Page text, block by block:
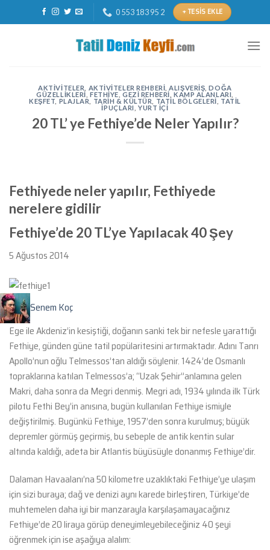
to
0 553 183 95 2 + TESIS EKLE
AKTIVITELER AKTIVITELER REHBERI ,ALIŞVERIŞ ,DOĞA
GÜZELLIKLERI ,FETHIYE ,GEZI REHBERI KAMP ALANLARI
KEŞFET PLAJLAR TARIH & KÜLTÜR TATIL BÖLGELERI
TATIL
İPUÇLARI
,YURT IÇI
20 TL’ ye Fethiye’de Neler Yapılır?
Fethiyede neler yapılır, Fethiyede
nerelere gidilir
Fethiye’de 20 TL’ye Yapılacak 40 Şey
5 Ağustos 2014
Senem Koç
Ege ile Akdeniz’in kesiştiği, doğanın sanki tek bir nefesle yarattığı
Fethiye, günden güne tatil popülaritesini artırmaktadır. Adını Tanrı
Apollo’nun oğlu Telmessos’tan aldığı söylenir. 1424’de Osmanlı
topraklarına katılan Telmessos’a; “Uzak Şehir”anlamına gelen
Makri, daha sonra da Megri denmiş. Megri adı, 1934 yılında ilk Türk
pilotu Fethi Bey’in anısına, bugün kullanılan Fethiye ismiyle
değiştirilmiş. Bugünkü Fethiye, 1957’den sonra kurulmuş; büyük
depremler görmüş geçirmiş, bu sebeple de antik kentin sular
altında kaldığı, adeta bir Atlantis büyüsüyle donanmış Fethiye’dir.
Dalaman Havaalanı’na 50 kilometre uzaklıktaki Fethiye’ye ulaşım
için sizi buraya; dağ ve denizi aynı karede birleştiren, Türkiye’de
muhtemelen daha iyi bir manzarayla karşılaşamayacağınız
Fethiye’de 20 liraya görüp deneyimleyebileceğiniz 40 şeyi
öğrenmek için ise aşağıya alalım: